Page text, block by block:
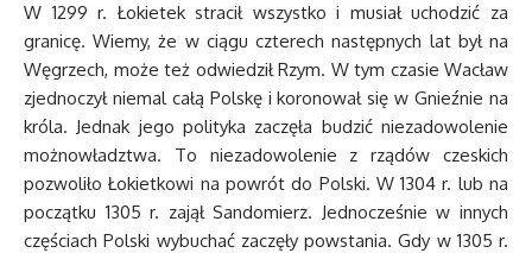
W 1299 r. Łokietek stracił wszystko i musiał uchodzić za
granicę. Wiemy, że w ciągu czterech następnych lat był na
Węgrzech, może też odwiedził Rzym. W tym czasie Wacław
zjednoczył niemal całą Polskę i koronował się w Gnieźnie na
króla. Jednak jego polityka zaczęła budzić niezadowolenie
możnowładztwa. To niezadowolenie z rządów czeskich
pozwoliło Łokietkowi na powrót do Polski. W 1304 r. lub na
początku 1305 r. zajął Sandomierz. Jednocześnie w innych
częściach Polski wybuchać zaczęły powstania. Gdy w 1305 r.